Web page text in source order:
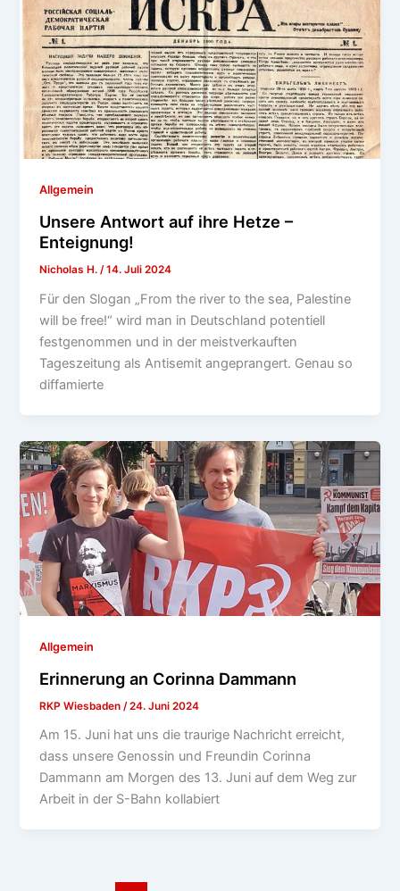
Allgemein
Unsere Antwort auf ihre Hetze –
Enteignung!
Nicholas H./14. Juli 2024
Für den Slogan „From the river to the sea, Palestine
will be free!“ wird man in Deutschland potentiell
festgenommen und in der meistverkauften
Tageszeitung als Antisemit angeprangert. Genau so
diffamierte
Allgemein
Erinnerung an Corinna Dammann
RKP Wiesbaden /24. Juni 2024
Am 15. Juni hat uns die traurige Nachricht erreicht,
dass unsere Genossin und Freundin Corinna
Dammann am Morgen des 13. Juni auf dem Weg zur
Arbeit in der S-Bahn kollabiert